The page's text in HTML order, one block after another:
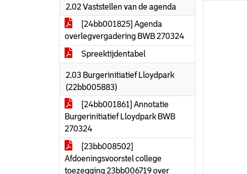
2.02 Vaststellen van de agenda
[24bb001825] Agenda
overlegvergadering BWB 270324
Spreektijdentabel
2.03 Burgerinitiatief Lloydpark
(22bb005883)
[24bb001861] Annotatie
Burgerinitiatief Lloydpark BWB
270324
[23bb008502]
Afdoeningsvoorstel college
toezegging 23bb006719 over